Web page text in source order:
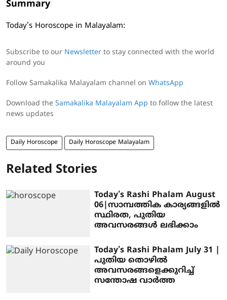
Summary
Today's Horoscope in Malayalam:
Subscribe to our Newsletter to stay connected with the world
around you
Follow Samakalika Malayalam channel on WhatsApp
Download the Samakalika Malayalam App to follow the latest
news updates
Daily Horoscope Daily Horoscope Malayalam
Related Stories
Today's Rashi Phalam August
06|സാമ്പത്തിക കാര്യങ്ങളിൽ
സ്ഥിരത, പുതിയ
അവസരങ്ങൾ ലഭിക്കാം
Today's Rashi Phalam July 31 |
പുതിയ തൊഴിൽ
അവസരങ്ങളെക്കുറിച്ച്
സന്തോഷ വാർത്ത